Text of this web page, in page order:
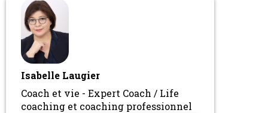
Isabelle Laugier
Coach et vie - Expert Coach / Life
coaching et coaching professionnel